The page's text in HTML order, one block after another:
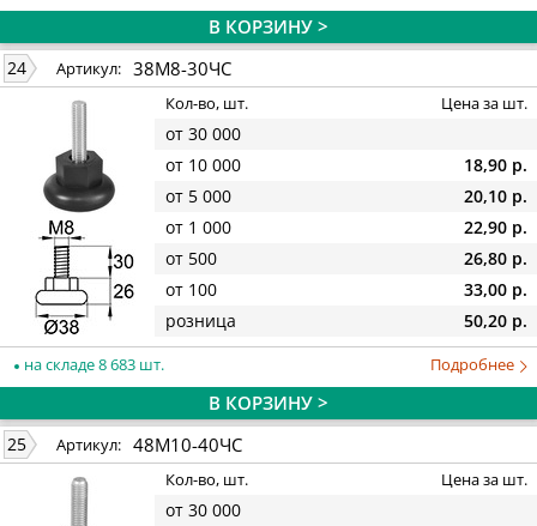
В КОРЗИНУ >
24 Артикул: 38М8-30ЧС
Кол-во, шт. Цена за шт.
от 30 000
от 10 000
18,90 р.
от 5 000
20,10 р.
от 1 000
22,90 р.
от 500
26,80 р.
от 100
33,00 р.
розница
50,20 р.
на складе 8 683 шт. Подробнее
В КОРЗИНУ >
25 Артикул: 48М10-40ЧС
Кол-во, шт. Цена за шт.
от 30 000